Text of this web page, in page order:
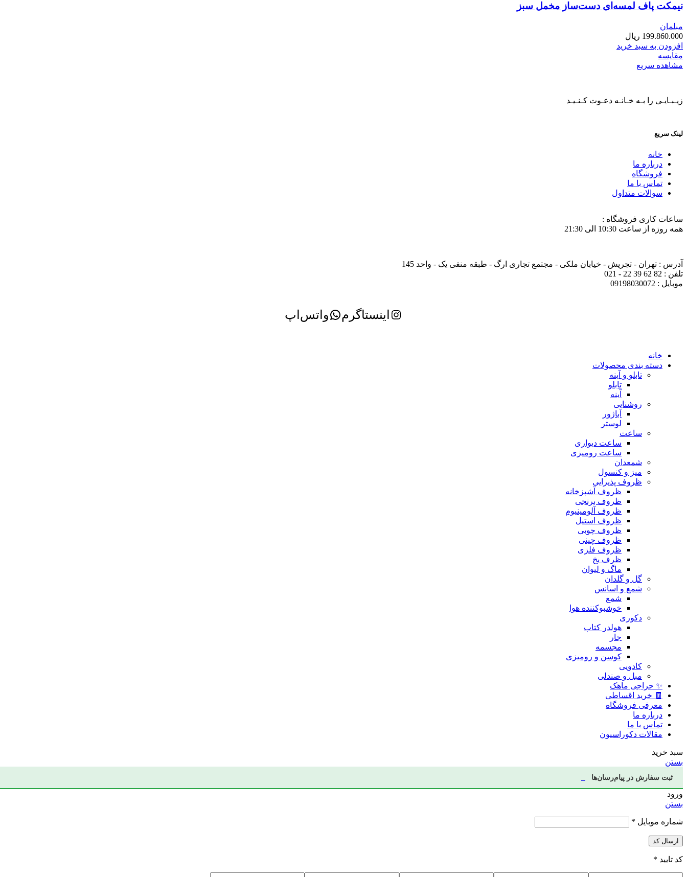
نیمکت پاف لمسه‌ای دست‌ساز مخمل سبز
مبلمان
199.860.000 ریال
افزودن به سبد خرید
مقایسه
مشاهده سریع
زیـبـایـی را بـه خـانـه دعـوت کـنـیـد
لینک سریع
خانه
درباره ما
فروشگاه
تماس با ما
سوالات متداول
ساعات کاری فروشگاه :
همه روزه از ساعت 10:30 الی 21:30
آدرس : تهران - تجریش - خیابان ملکی - مجتمع تجاری ارگ - طبقه منفی یک - واحد 145
تلفن : 82 62 39 22 - 021
موبایل : 09198030072
اینستاگرم واتس‌اپ
خانه
دسته بندی محصولات
تابلو و آینه
تابلو
آینه
روشنایی
آباژور
لوستر
ساعت
ساعت دیواری
ساعت رومیزی
شمعدان
میز و کنسول
ظروف پذیرایی
ظروف آشپزخانه
ظروف برنجی
ظروف آلومینیوم
ظروف استیل
ظروف چوبی
ظروف چینی
ظروف فلزی
ظرف یخ
ماگ و لیوان
گل و گلدان
شمع و اسانس
شمع
خوشبوکننده هوا
دکوری
هولدر کتاب
جار
مجسمه
کوسن و رومیزی
کادویی
مبل و صندلی
✨ حراجی ماهک
🧾 خرید اقساطی
معرفی فروشگاه
درباره ما
تماس با ما
مقالات دکوراسیون
سبد خرید
بستن
ثبت سفارش در پیام‌رسان‌ها
ورود
بستن
شماره موبایل *
ارسال کد
کد تایید *